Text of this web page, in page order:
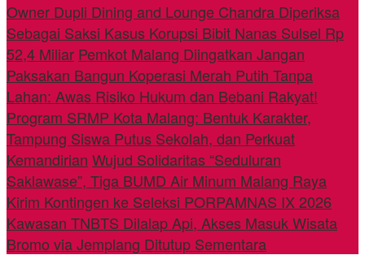
Owner Dupli Dining and Lounge Chandra Diperiksa
Sebagai Saksi Kasus Korupsi Bibit Nanas Sulsel Rp
52,4 Miliar Pemkot Malang Diingatkan Jangan
Paksakan Bangun Koperasi Merah Putih Tanpa
Lahan: Awas Risiko Hukum dan Bebani Rakyat!
Program SRMP Kota Malang: Bentuk Karakter,
Tampung Siswa Putus Sekolah, dan Perkuat
Kemandirian Wujud Solidaritas “Seduluran
Saklawase”, Tiga BUMD Air Minum Malang Raya
Kirim Kontingen ke Seleksi PORPAMNAS IX 2026
Kawasan TNBTS Dilalap Api, Akses Masuk Wisata
Bromo via Jemplang Ditutup Sementara